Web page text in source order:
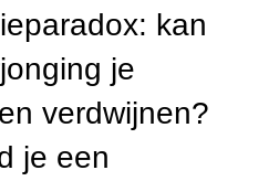
kan
je
verdwijnen?
je een